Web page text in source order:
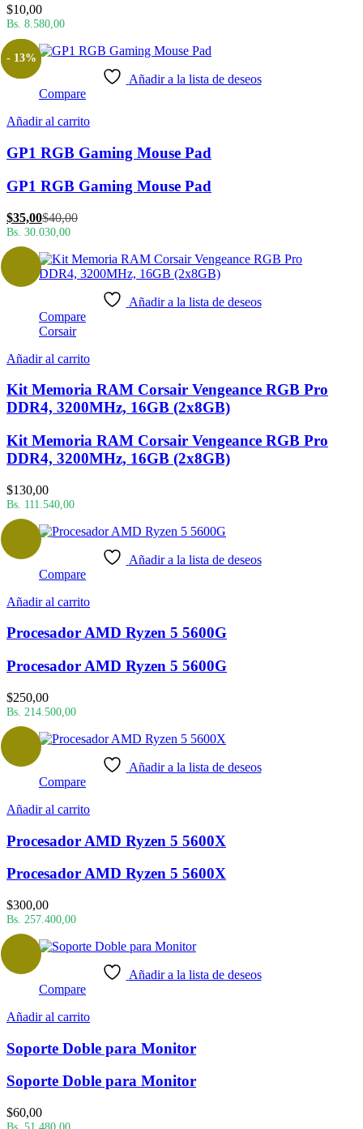
$10,00
Bs. 8.580,00
Añadir a la lista de deseos
Compare
Añadir al carrito
GP1 RGB Gaming Mouse Pad
GP1 RGB Gaming Mouse Pad
$35,00El
precio
es:
$35,00.
$40,00El
era:
$40,00.
Bs. 30.030,00
- 13%
Añadir a la lista de deseos
Compare
Corsair
Añadir al carrito
Kit Memoria RAM Corsair Vengeance RGB Pro
DDR4, 3200MHz, 16GB (2x8GB)
Kit Memoria RAM Corsair Vengeance RGB Pro
DDR4, 3200MHz, 16GB (2x8GB)
$130,00
Bs. 111.540,00
Añadir a la lista de deseos
Compare
Añadir al carrito
Procesador AMD Ryzen 5 5600G
Procesador AMD Ryzen 5 5600G
$250,00
Bs. 214.500,00
Añadir a la lista de deseos
Compare
Añadir al carrito
Procesador AMD Ryzen 5 5600X
Procesador AMD Ryzen 5 5600X
$300,00
Bs. 257.400,00
Añadir a la lista de deseos
Compare
Añadir al carrito
Soporte Doble para Monitor
Soporte Doble para Monitor
$60,00